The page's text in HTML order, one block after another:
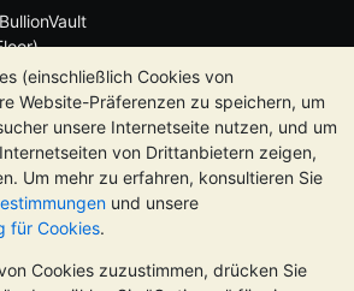
(einschließlich Cookies von
Website-Präferenzen zu speichern, um
unsere Internetseite nutzen, und um
von Drittanbietern zeigen,
Um mehr zu erfahren, konsultieren Sie
und unsere
für Cookies.
Cookies zuzustimmen, drücken Sie